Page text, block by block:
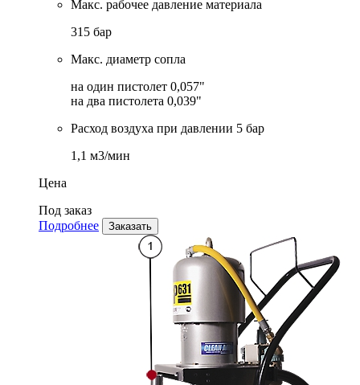
Макс. рабочее давление материала
315 бар
Макс. диаметр сопла
на один пистолет 0,057"
на два пистолета 0,039"
Расход воздуха при давлении 5 бар
1,1 м3/мин
Цена
Под заказ
Подробнее
Заказать